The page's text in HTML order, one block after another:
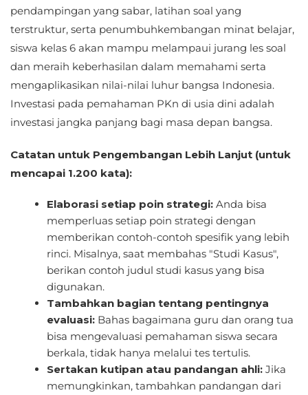
pendampingan yang sabar, latihan soal yang
terstruktur, serta penumbuhkembangan minat belajar,
siswa kelas 6 akan mampu melampaui jurang les soal
dan meraih keberhasilan dalam memahami serta
mengaplikasikan nilai-nilai luhur bangsa Indonesia.
Investasi pada pemahaman PKn di usia dini adalah
investasi jangka panjang bagi masa depan bangsa.
Catatan untuk Pengembangan Lebih Lanjut (untuk
mencapai 1.200 kata):
Elaborasi setiap poin strategi: Anda bisa
memperluas setiap poin strategi dengan
memberikan contoh-contoh spesifik yang lebih
rinci. Misalnya, saat membahas "Studi Kasus",
berikan contoh judul studi kasus yang bisa
digunakan.
Tambahkan bagian tentang pentingnya
evaluasi: Bahas bagaimana guru dan orang tua
bisa mengevaluasi pemahaman siswa secara
berkala, tidak hanya melalui tes tertulis.
Sertakan kutipan atau pandangan ahli: Jika
memungkinkan, tambahkan pandangan dari